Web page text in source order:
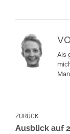
Als
ZURÜCK
Ausblick auf